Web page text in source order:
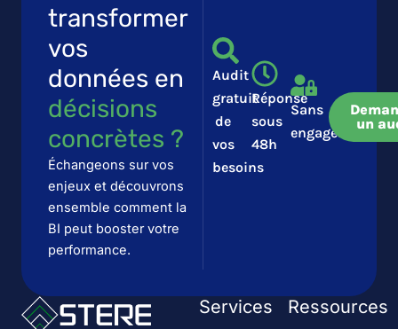
transformer
vos
données en
décisions
concrètes ?​​
Échangeons sur vos
enjeux et découvrons
ensemble comment la
BI peut booster votre
performance.
Audit
gratuit
de
vos
besoins
Réponse
sous
48h
Sans
engagement
un
Services Ressources